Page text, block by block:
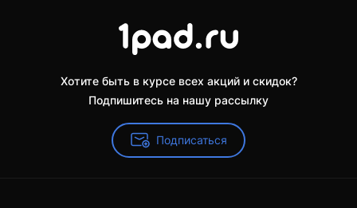
Хотите быть в курсе всех акций и скидок?
Подпишитесь на нашу рассылку
Подписаться